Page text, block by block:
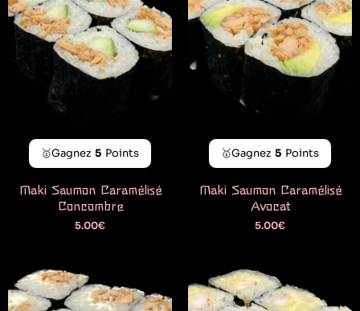
🥇Gagnez 5 Points
Maki Saumon Caramélisé
Concombre
5.00€
🥇Gagnez 5 Points
Maki Saumon Caramélisé
Avocat
5.00€